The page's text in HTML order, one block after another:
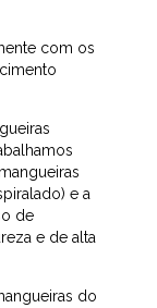
com os
e a
de
e de alta
do